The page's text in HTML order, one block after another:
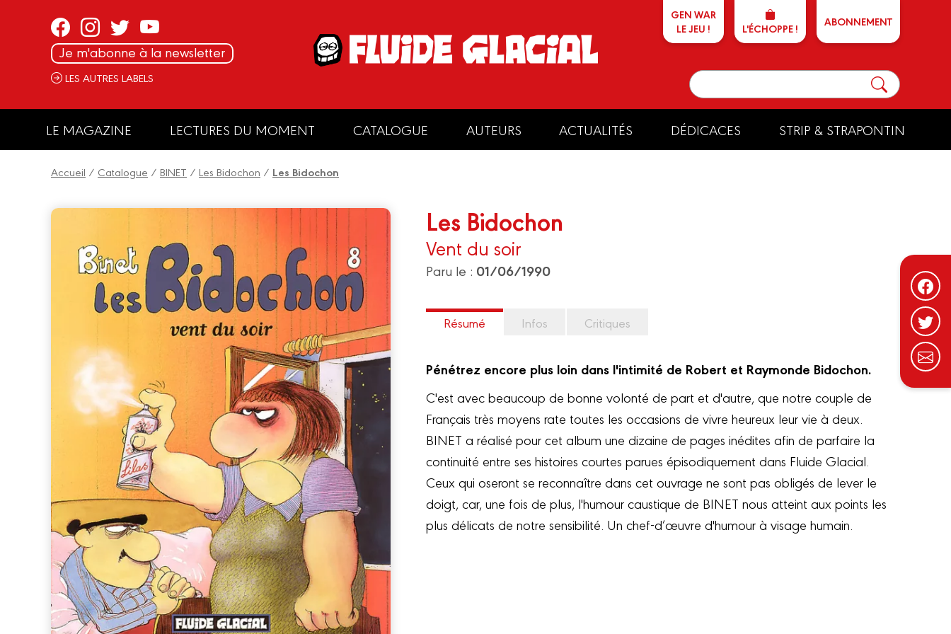
Je m'abonne à la newsletter
LES AUTRES LABELS
GEN WAR
LE JEU !
L'ÉCHOPPE ! ABONNEMENT
LE MAGAZINE LECTURES DU MOMENT CATALOGUE AUTEURS ACTUALITÉS DÉDICACES STRIP & STRAPONTIN
Accueil / Catalogue / BINET / Les Bidochon / Les Bidochon
Les Bidochon
Vent du soir
Paru le : 01/06/1990
Résumé Infos Critiques
Pénétrez encore plus loin dans l'intimité de Robert et Raymonde Bidochon.
C'est avec beaucoup de bonne volonté de part et d'autre, que notre couple de
Français très moyens rate toutes les occasions de vivre heureux leur vie à deux.
BINET a réalisé pour cet album une dizaine de pages inédites afin de parfaire la
continuité entre ses histoires courtes parues épisodiquement dans Fluide Glacial.
Ceux qui oseront se reconnaître dans cet ouvrage ne sont pas obligés de lever le
doigt, car, une fois de plus, l'humour caustique de BINET nous atteint aux points les
plus délicats de notre sensibilité. Un chef-d’œuvre d'humour à visage humain.